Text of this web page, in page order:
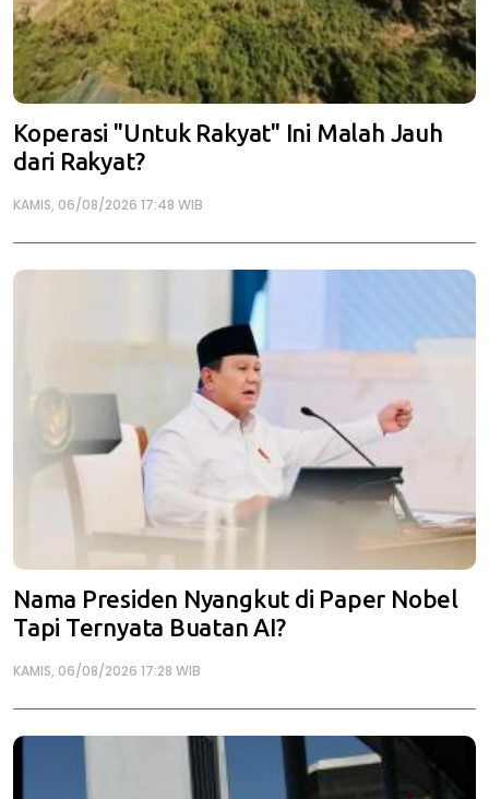
Koperasi "Untuk Rakyat" Ini Malah Jauh
dari Rakyat?
KAMIS, 06/08/2026 17:48 WIB
Nama Presiden Nyangkut di Paper Nobel
Tapi Ternyata Buatan AI?
KAMIS, 06/08/2026 17:28 WIB